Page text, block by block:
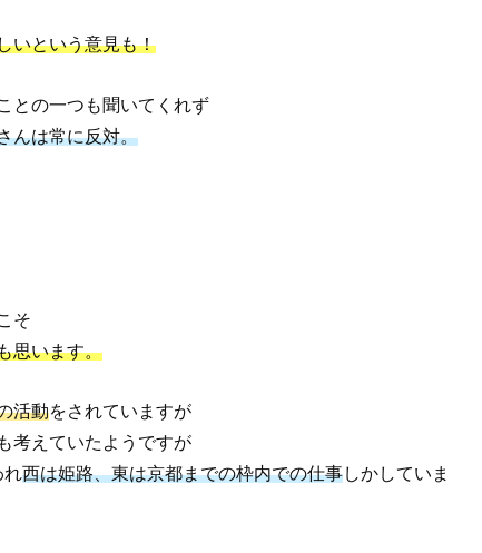
いという意見も！
との一つも聞いてくれず
んは常に反対。
そ
思います。
活動をされていますが
考えていたようですが
れ西は姫路、東は京都までの枠内での仕事しかしていま